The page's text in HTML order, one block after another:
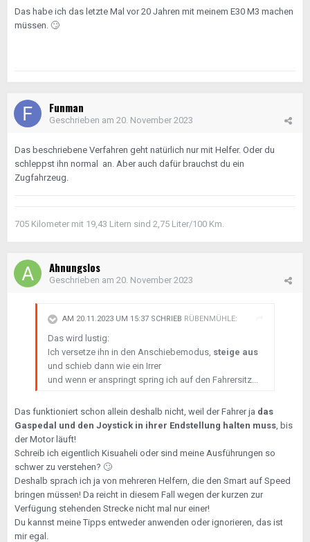
Das habe ich das letzte Mal vor 20 Jahren mit meinem E30 M3 machen
müssen. 🙄
Funman
Geschrieben am 20. November 2023
Das beschriebene Verfahren geht natürlich nur mit Helfer. Oder du
schleppst ihn normal an. Aber auch dafür brauchst du ein
Zugfahrzeug.
705 Kilometer mit 19,43 Litern sind 2,75 Liter/100 Km.
Ahnungslos
Geschrieben am 20. November 2023
AM 20.11.2023 UM 15:37 SCHRIEB RÜBENMÜHLE:
Das wird lustig:
Ich versetze ihn in den Anschiebemodus, steige aus
und schieb dann wie ein Irrer
und wenn er anspringt spring ich auf den Fahrersitz...
Das funktioniert schon allein deshalb nicht, weil der Fahrer ja das
Gaspedal und den Joystick in ihrer Endstellung halten muss, bis
der Motor läuft!
Schreib ich eigentlich Kisuaheli oder sind meine Ausführungen so
schwer zu verstehen? 🙄
Deshalb sprach ich ja von mehreren Helfern, die den Smart auf Speed
bringen müssen! Da reicht in diesem Fall wegen der kurzen zur
Verfügung stehenden Strecke nicht mal nur einer!
Du kannst meine Tipps entweder anwenden oder ignorieren, das ist
mir egal.